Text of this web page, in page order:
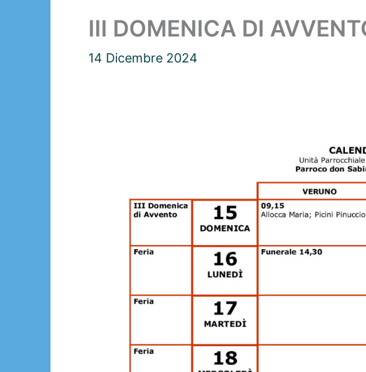
III DOMENICA DI
14 Dicembre 2024